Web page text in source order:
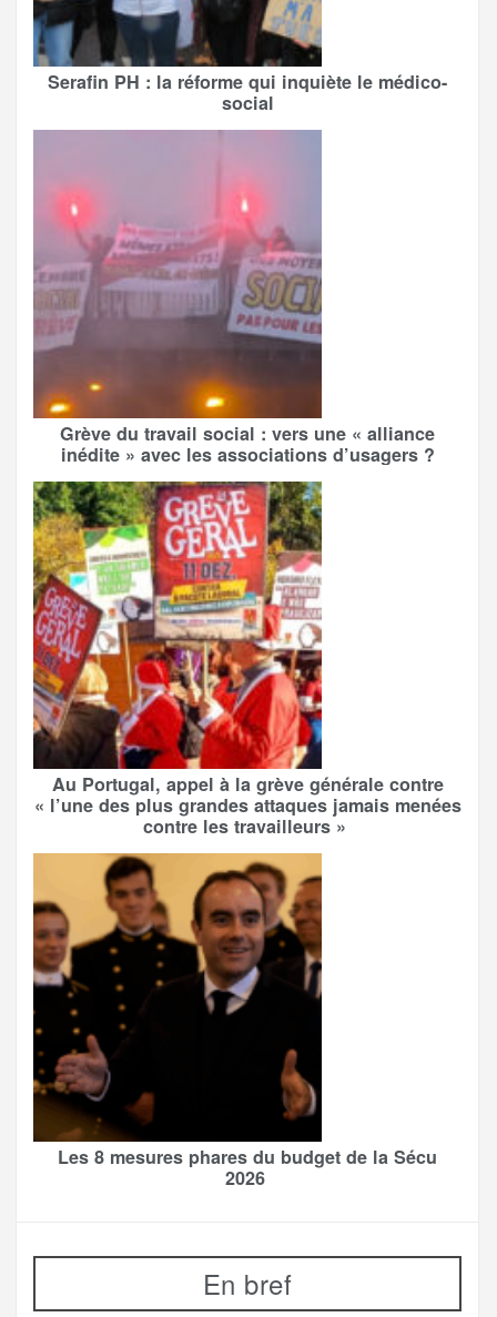
Serafin PH : la réforme qui inquiète le médico-
social
Grève du travail social : vers une « alliance
inédite » avec les associations d’usagers ?
Au Portugal, appel à la grève générale contre
« l’une des plus grandes attaques jamais menées
contre les travailleurs »
Les 8 mesures phares du budget de la Sécu
2026
En bref